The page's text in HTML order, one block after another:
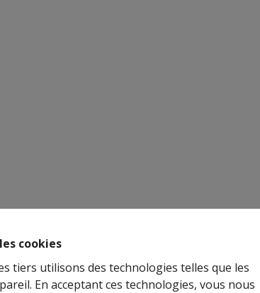
cookies
tiers utilisons des technologies telles que les
En acceptant ces technologies, vous nous